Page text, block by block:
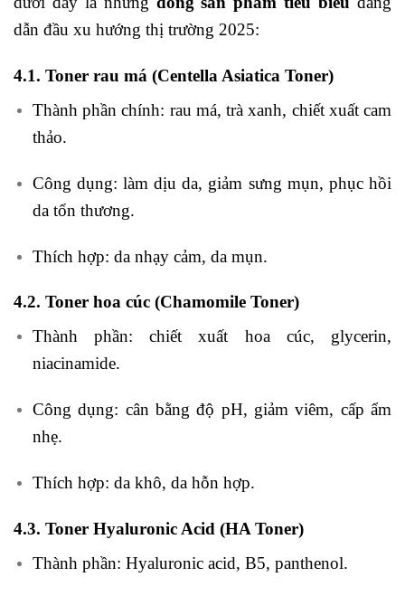
dẫn đầu xu hướng thị trường 2025:
4.1. Toner rau má (Centella Asiatica Toner)
Thành phần chính: rau má, trà xanh, chiết xuất cam
thảo.
Công dụng: làm dịu da, giảm sưng mụn, phục hồi
da tổn thương.
Thích hợp: da nhạy cảm, da mụn.
4.2. Toner hoa cúc (Chamomile Toner)
Thành phần: chiết xuất hoa cúc, glycerin,
niacinamide.
Công dụng: cân bằng độ pH, giảm viêm, cấp ẩm
nhẹ.
Thích hợp: da khô, da hỗn hợp.
4.3. Toner Hyaluronic Acid (HA Toner)
Thành phần: Hyaluronic acid, B5, panthenol.